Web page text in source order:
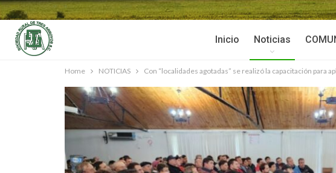
Inicio Noticias
Home NOTICIAS Con “localidades agotadas” se realizó la capacitación para